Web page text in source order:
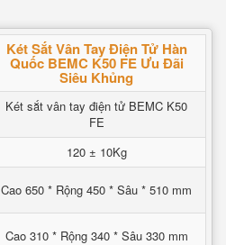
Két Sắt Vân Tay Điện Tử Hàn
Quốc BEMC K50 FE Ưu Đãi
Siêu Khủng
Két sắt vân tay điện tử BEMC K50
FE
120 ± 10Kg
Cao 650 * Rộng 450 * Sâu * 510 mm
Cao 310 * Rộng 340 * Sâu 330 mm